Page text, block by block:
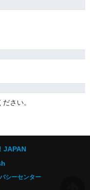
さい。
JAPAN
シーセンター